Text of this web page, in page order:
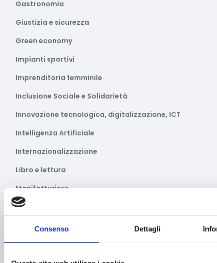
Consenso Dettagli
Gastronomia
Giustizia e sicurezza
Green economy
Impianti sportivi
Imprenditoria femminile
Inclusione Sociale e Solidarietà
Innovazione tecnologica, digitalizzazione, ICT
Intelligenza Artificiale
Internazionalizzazione
Libro e lettura
Manifatturiero
Manifestazioni culturali
Manifestazioni Sportive
Marginalità sociale